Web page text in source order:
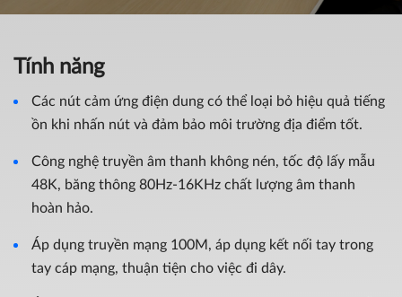
Tính năng
Các nút cảm ứng điện dung có thể loại bỏ hiệu quả tiếng
ồn khi nhấn nút và đảm bảo môi trường địa điểm tốt.
Công nghệ truyền âm thanh không nén, tốc độ lấy mẫu
48K, băng thông 80Hz-16KHz chất lượng âm thanh
hoàn hảo.
Áp dụng truyền mạng 100M, áp dụng kết nối tay trong
tay cáp mạng, thuận tiện cho việc đi dây.